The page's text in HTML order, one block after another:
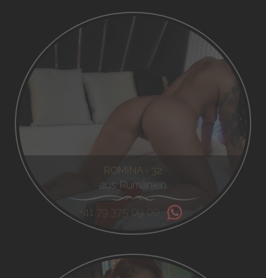
ROMINA - 32
aus Rumänien
+41 79 375 09 00